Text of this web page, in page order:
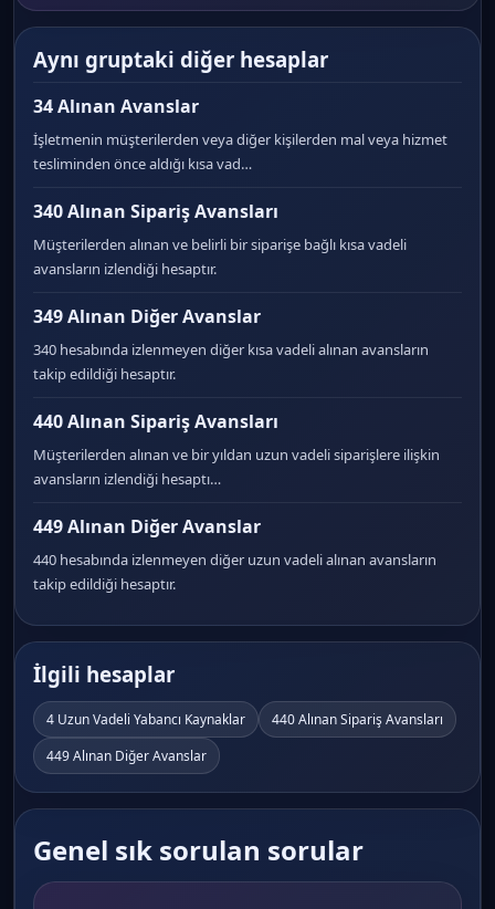
Aynı gruptaki diğer hesaplar
34 Alınan Avanslar
İşletmenin müşterilerden veya diğer kişilerden mal veya hizmet
tesliminden önce aldığı kısa vad…
340 Alınan Sipariş Avansları
Müşterilerden alınan ve belirli bir siparişe bağlı kısa vadeli
avansların izlendiği hesaptır.
349 Alınan Diğer Avanslar
340 hesabında izlenmeyen diğer kısa vadeli alınan avansların
takip edildiği hesaptır.
440 Alınan Sipariş Avansları
Müşterilerden alınan ve bir yıldan uzun vadeli siparişlere ilişkin
avansların izlendiği hesaptı…
449 Alınan Diğer Avanslar
440 hesabında izlenmeyen diğer uzun vadeli alınan avansların
takip edildiği hesaptır.
İlgili hesaplar
4 Uzun Vadeli Yabancı Kaynaklar
440 Alınan Sipariş Avansları
449 Alınan Diğer Avanslar
Genel sık sorulan sorular